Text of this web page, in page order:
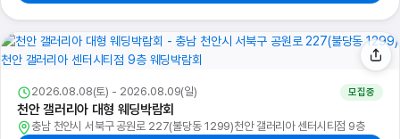
2026.08.08(토) - 2026.08.09(일) 모집중
천안 갤러리아 대형 웨딩박람회
충남 천안시 서북구 공원로 227(불당동 1299)천안 갤러리아 센터시티점 9층